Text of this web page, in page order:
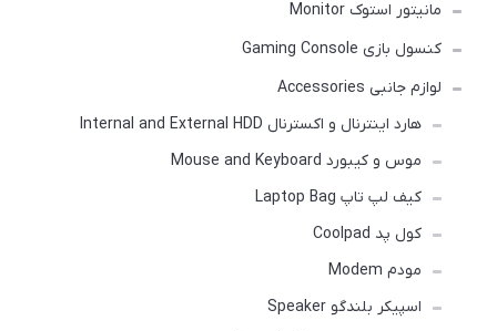
مانیتور استوک Monitor
کنسول بازی Gaming Console
لوازم جانبی Accessories
هارد اینترنال و اکسترنال Internal and External HDD
موس و کیبورد Mouse and Keyboard
کیف لپ تاپ Laptop Bag
کول پد Coolpad
مودم Modem
اسپیکر بلندگو Speaker